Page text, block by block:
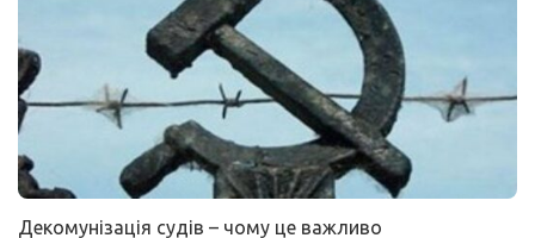
Декомунізація судів – чому це важливо